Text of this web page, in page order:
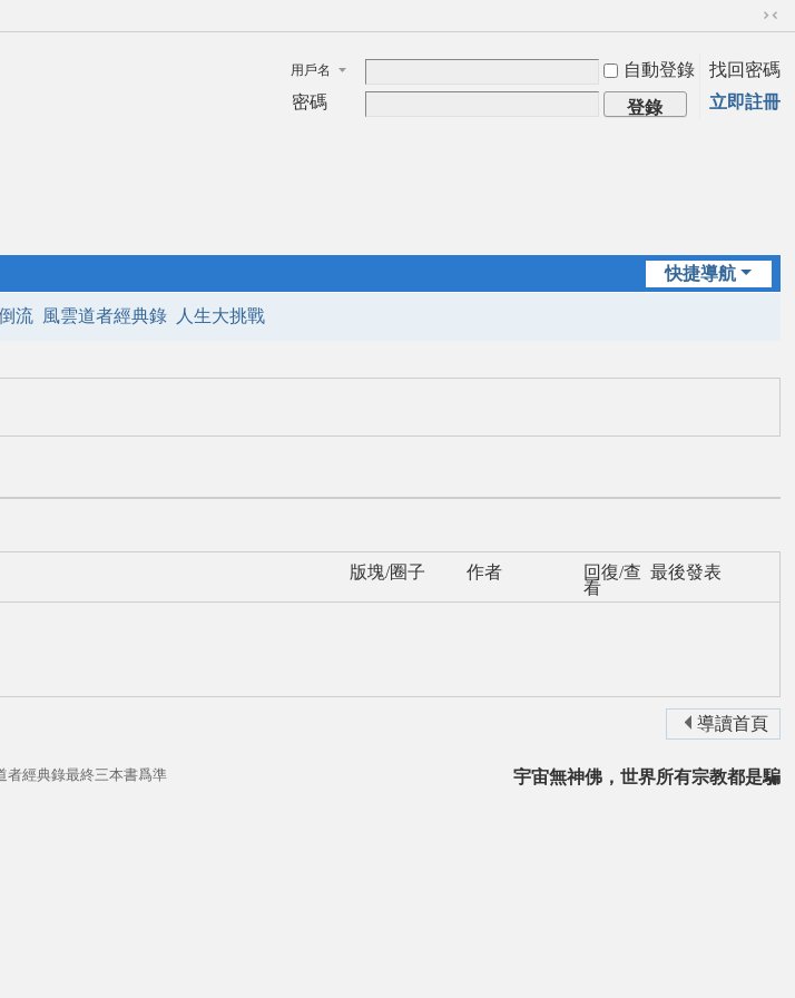
切
到
窄
版
用戶名 自動登錄
找回密碼
密碼
登錄 立即註冊
快捷導航
流 風雲道者經典錄 人生大挑戰
版塊/圈子 作者
回復/查
看
最後發表
導讀首頁
宇宙無神佛，世界所有宗教都是騙
者經典錄最終三本書爲準